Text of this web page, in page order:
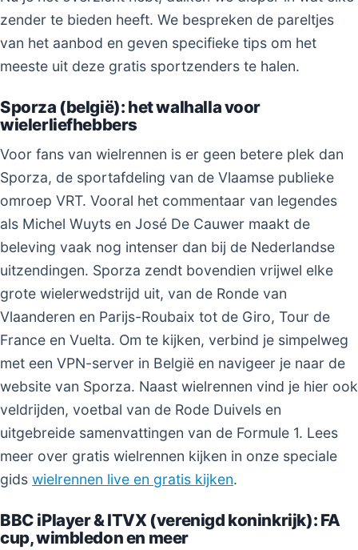
zender te bieden heeft. We bespreken de pareltjes
van het aanbod en geven specifieke tips om het
meeste uit deze gratis sportzenders te halen.
Sporza (belgië): het walhalla voor
wielerliefhebbers
Voor fans van wielrennen is er geen betere plek dan
Sporza, de sportafdeling van de Vlaamse publieke
omroep VRT. Vooral het commentaar van legendes
als Michel Wuyts en José De Cauwer maakt de
beleving vaak nog intenser dan bij de Nederlandse
uitzendingen. Sporza zendt bovendien vrijwel elke
grote wielerwedstrijd uit, van de Ronde van
Vlaanderen en Parijs-Roubaix tot de Giro, Tour de
France en Vuelta. Om te kijken, verbind je simpelweg
met een VPN-server in België en navigeer je naar de
website van Sporza. Naast wielrennen vind je hier ook
veldrijden, voetbal van de Rode Duivels en
uitgebreide samenvattingen van de Formule 1. Lees
meer over gratis wielrennen kijken in onze speciale
gids wielrennen live en gratis kijken.
BBC iPlayer & ITVX (verenigd koninkrijk): FA
cup, wimbledon en meer